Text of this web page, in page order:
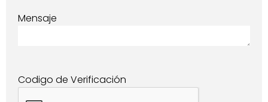
Mensaje
Codigo de Verificación